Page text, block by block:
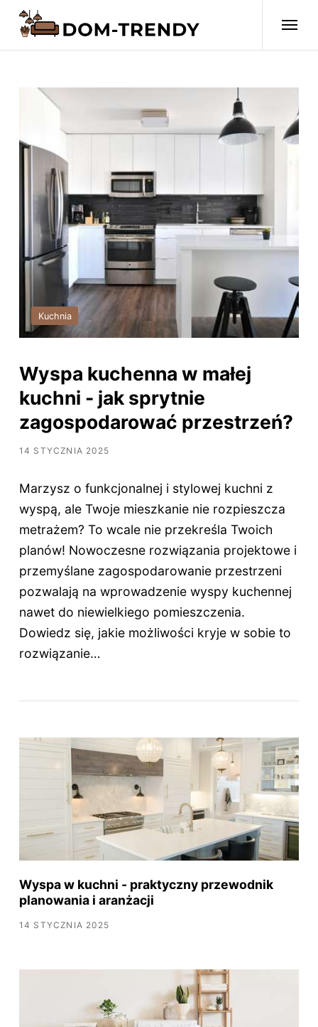
Kuchnia
Wyspa kuchenna w małej
kuchni - jak sprytnie
zagospodarować przestrzeń?
14 STYCZNIA 2025
Marzysz o funkcjonalnej i stylowej kuchni z
wyspą, ale Twoje mieszkanie nie rozpieszcza
metrażem? To wcale nie przekreśla Twoich
planów! Nowoczesne rozwiązania projektowe i
przemyślane zagospodarowanie przestrzeni
pozwalają na wprowadzenie wyspy kuchennej
nawet do niewielkiego pomieszczenia.
Dowiedz się, jakie możliwości kryje w sobie to
rozwiązanie…
Wyspa w kuchni - praktyczny przewodnik
planowania i aranżacji
14 STYCZNIA 2025